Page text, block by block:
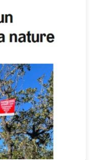
ha est
des terres a
:
privatise-90-